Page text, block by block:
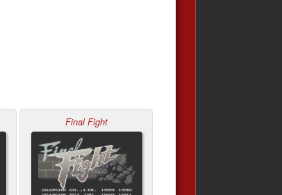
Final Fight